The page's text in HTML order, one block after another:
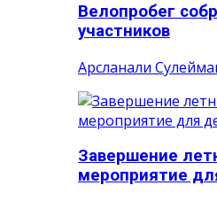
Велопробег
участников
Арсланали
Завершение
мероприятие